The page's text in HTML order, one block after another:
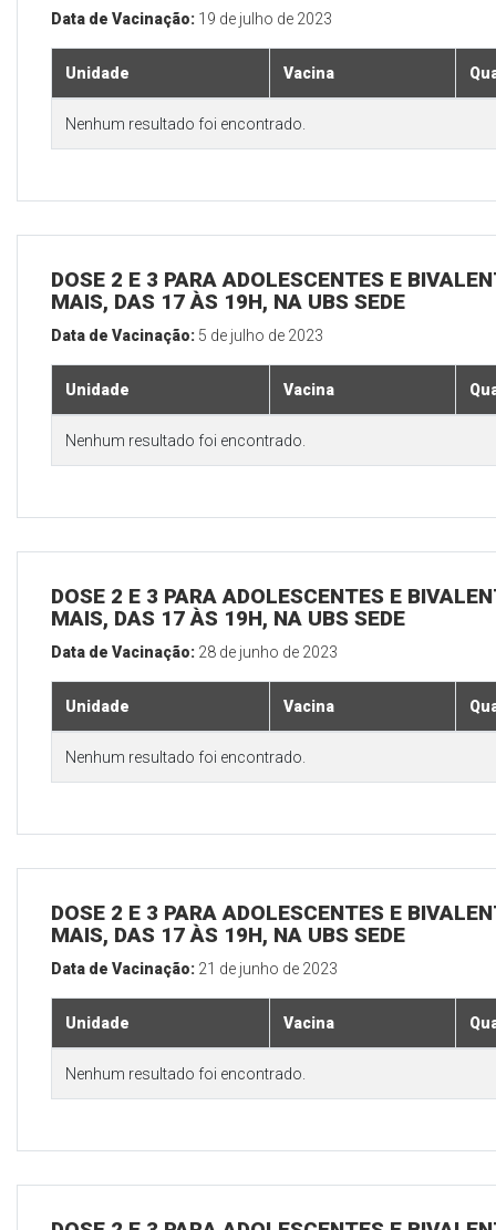
Data de Vacinação: 19 de julho de 2023
Unidade Vacina
Nenhum resultado foi encontrado.
DOSE 2 E 3 PARA ADOLESCENTES E
MAIS, DAS 17 ÀS 19H, NA UBS SEDE
Data de Vacinação: 5 de julho de 2023
Unidade Vacina
Nenhum resultado foi encontrado.
DOSE 2 E 3 PARA ADOLESCENTES E
MAIS, DAS 17 ÀS 19H, NA UBS SEDE
Data de Vacinação: 28 de junho de 2023
Unidade Vacina
Nenhum resultado foi encontrado.
DOSE 2 E 3 PARA ADOLESCENTES E
MAIS, DAS 17 ÀS 19H, NA UBS SEDE
Data de Vacinação: 21 de junho de 2023
Unidade Vacina
Nenhum resultado foi encontrado.